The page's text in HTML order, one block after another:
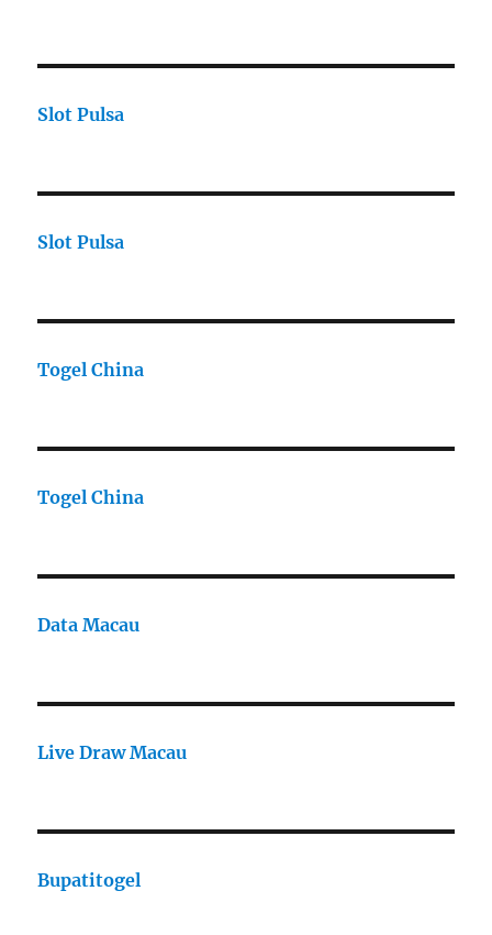
Slot Pulsa
Slot Pulsa
Togel China
Togel China
Data Macau
Live Draw Macau
Bupatitogel